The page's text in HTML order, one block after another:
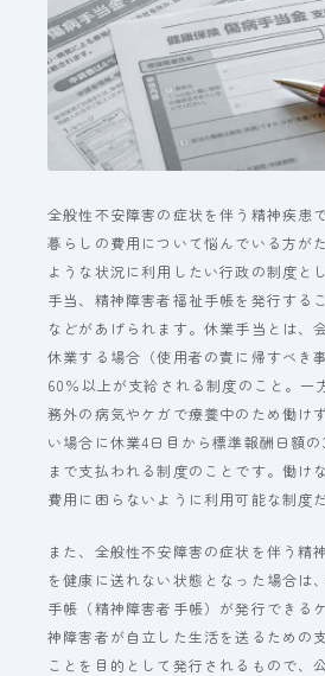
全般性不安障害の症状を伴う精神疾患
暮らしの費用について悩んでいる方が
ような状況に利用したい行政の制度と
手当、精神障害者福祉手帳を発行する
などがあげられます。休業手当とは、
休業する場合（使用者の責に帰すべき
60％以上が支給される制度のこと。一
務外の病気やケガで療養中のため働け
い場合に休業4日目から標準報酬日額の
まで支払われる制度のことです。働け
費用に困らないように利用可能な制度
また、全般性不安障害の症状を伴う精
を健康に送れない状態となった場合は
手帳（精神障害者手帳）が発行できる
神障害者が自立した生活を送るための
ことを目的として発行されるもので、